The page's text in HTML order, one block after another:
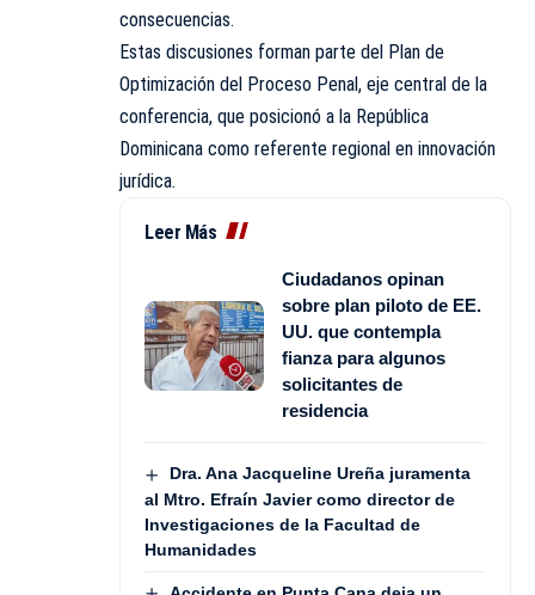
consecuencias.
Estas discusiones forman parte del Plan de
Optimización del Proceso Penal, eje central de la
conferencia, que posicionó a la República
Dominicana como referente regional en innovación
jurídica.
Leer Más
Ciudadanos opinan
sobre plan piloto de EE.
UU. que contempla
fianza para algunos
solicitantes de
residencia
Dra. Ana Jacqueline Ureña juramenta
al Mtro. Efraín Javier como director de
Investigaciones de la Facultad de
Humanidades